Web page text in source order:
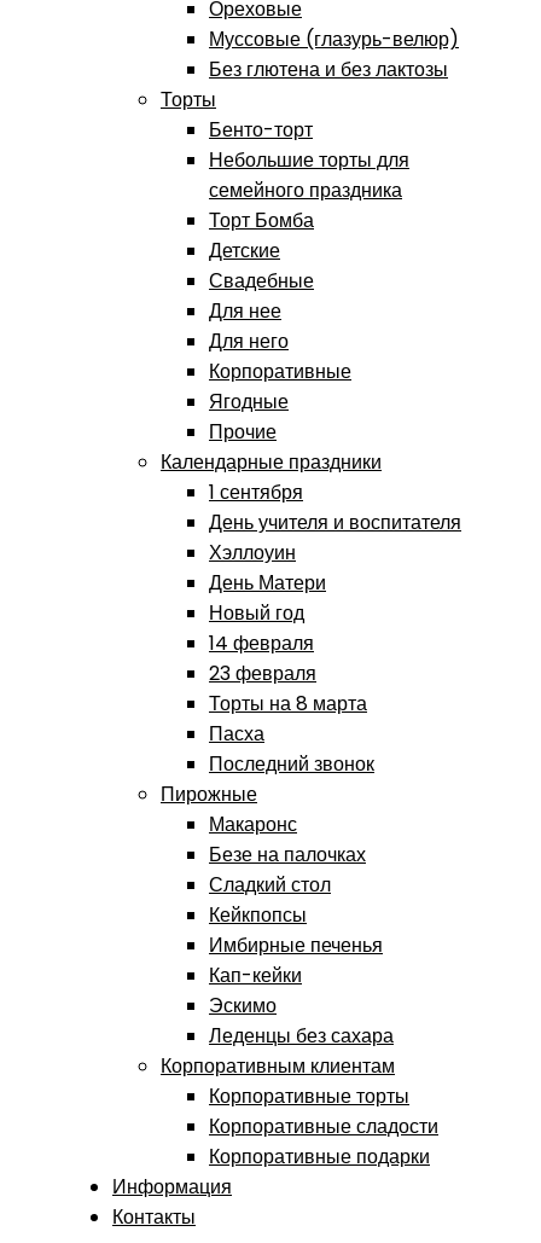
Ореховые
Муссовые (глазурь-велюр)
Без глютена и без лактозы
Торты
Бенто-торт
Небольшие торты для
семейного праздника
Торт Бомба
Детские
Свадебные
Для нее
Для него
Корпоративные
Ягодные
Прочие
Календарные праздники
1 сентября
День учителя и воспитателя
Хэллоуин
День Матери
Новый год
14 февраля
23 февраля
Торты на 8 марта
Пасха
Последний звонок
Пирожные
Макаронс
Безе на палочках
Сладкий стол
Кейкпопсы
Имбирные печенья
Кап-кейки
Эскимо
Леденцы без сахара
Корпоративным клиентам
Корпоративные торты
Корпоративные сладости
Корпоративные подарки
Информация
Контакты